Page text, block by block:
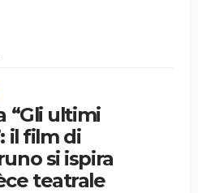
“Gli ultimi
il film di
si ispira
teatrale